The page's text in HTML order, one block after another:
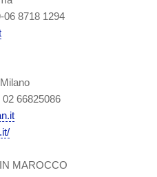
06 8718 1294
66825086
MAROCCO